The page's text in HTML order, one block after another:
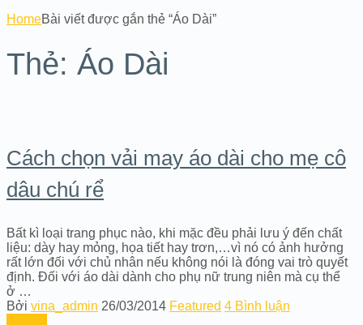
HomeBài viết được gắn thẻ “Áo Dài”
Thẻ: Áo Dài
Cách chọn vải may áo dài cho mẹ cô
dâu chú rể
Bất kì loại trang phục nào, khi mặc đều phải lưu ý đến chất
liệu: dày hay mỏng, họa tiết hay trơn,…vì nó có ảnh hưởng
rất lớn đối với chủ nhân nếu không nói là đóng vai trò quyết
định. Đối với áo dài dành cho phụ nữ trung niên mà cụ thể
ở …
Bởi vina_admin 26/03/2014 Featured 4 Bình luận